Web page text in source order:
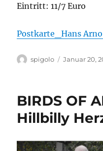
Eintritt: 11/7 Euro
Postkarte_Hans
Autor
spigolo Januar 20,
BIRDS OF
Hillbilly